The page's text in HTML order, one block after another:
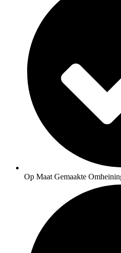
Op Maat Gemaakte